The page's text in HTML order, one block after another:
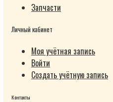
Запчасти
Личный кабинет
Моя учётная запись
Войти
Создать учётную запись
Контакты